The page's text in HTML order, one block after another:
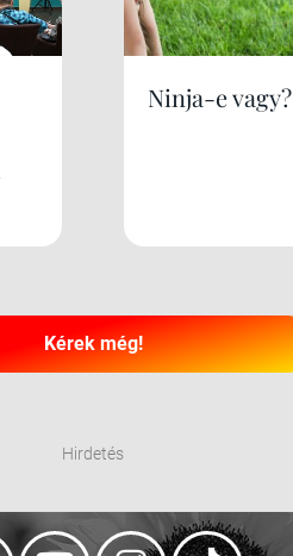
Ninja-e vagy?
Kérek még!
Hirdetés